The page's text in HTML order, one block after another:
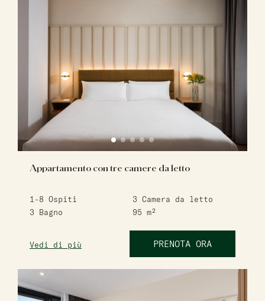
Appartamento con tre camere da letto
1-8 Ospiti 3 Camera da letto
3 Bagno 95 m²
Vedi di più PRENOTA ORA